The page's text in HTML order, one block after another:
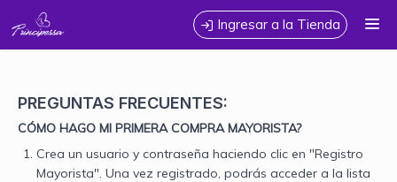
Calidad, estilo y variedad para armar tu colección Prendas de jeans
y camperas📦Venta x mayor Somos fabricantesIngresar a la Tienda
CONTACTO
PREGUNTAS FRECUENTES:
CÓMO HAGO MI PRIMERA COMPRA MAYORISTA?
Crea un usuario y contraseña haciendo clic en "Registro
Mayorista". Una vez registrado, podrás acceder a la lista